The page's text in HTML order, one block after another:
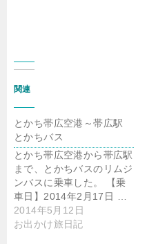
関連
とかち帯広空港～帯広駅
とかちバス
とかち帯広空港から帯広駅
まで、とかちバスのリムジ
ンバスに乗車した。 【乗
車日】2014年2月17日 …
2014年5月12日
お出かけ旅日記